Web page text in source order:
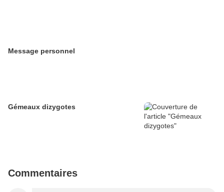
Message personnel
Gémeaux dizygotes
Commentaires